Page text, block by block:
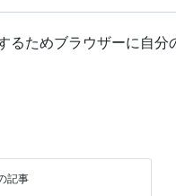
るためブラウザーに自分
記事